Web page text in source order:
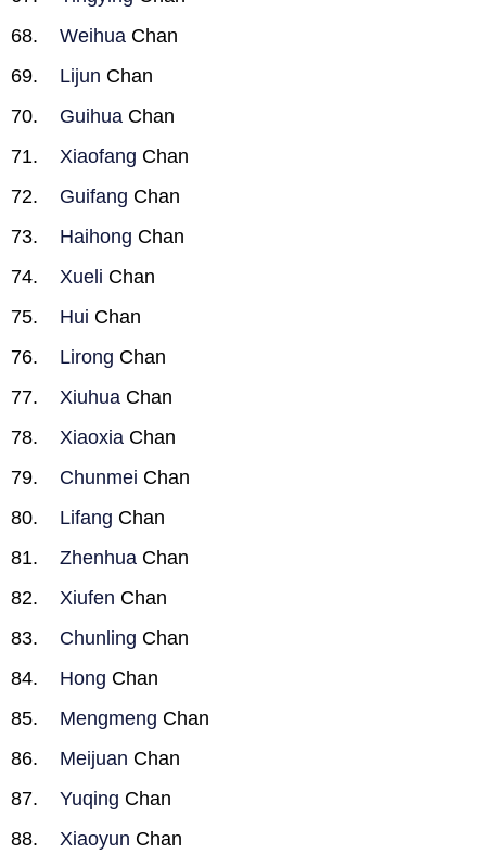
Weihua Chan
Lijun Chan
Guihua Chan
Xiaofang Chan
Guifang Chan
Haihong Chan
Xueli Chan
Hui Chan
Lirong Chan
Xiuhua Chan
Xiaoxia Chan
Chunmei Chan
Lifang Chan
Zhenhua Chan
Xiufen Chan
Chunling Chan
Hong Chan
Mengmeng Chan
Meijuan Chan
Yuqing Chan
Xiaoyun Chan